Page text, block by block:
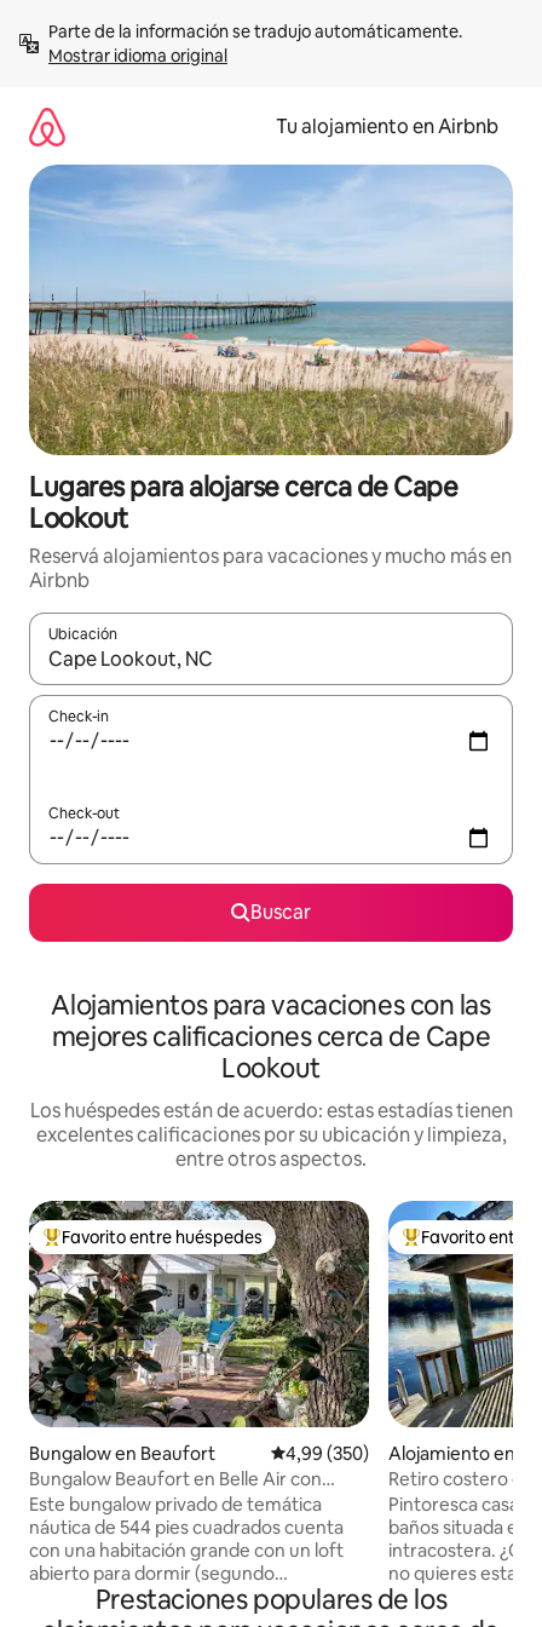
contenidoMostrar idioma original
Tu alojamiento en Airbnb
Lugares para alojarse cerca de Cape
Lookout
Reservá alojamientos para vacaciones y mucho más en
Airbnb
Ubicación
Cuando los resultados estén disponibles, navegá con las
Check-in
Check-out
Buscar
Alojamientos para vacaciones con las
mejores calificaciones cerca de Cape
Lookout
Los huéspedes están de acuerdo: estas estadías tienen
excelentes calificaciones por su ubicación y limpieza,
entre otros aspectos.
Favorito entre los huéspedes más destacados
Favorito entre huéspedes
Bungalow en Beaufort Calificación promedio: 4,99 de
4,99 (350)
Bungalow Beaufort en Belle Air con
temática náutica
Este bungalow privado de temática
náutica de 544 pies cuadrados cuenta
con una habitación grande con un loft
abierto para dormir (segundo
dormitorio) con vistas a la planta
principal. La planta baja está amueblada
Favorito entre
Favorito entre
Alojamiento en
Retiro costero en
Pintoresca casa
baños situada en
intracostera.
no quieres estar
Estamos lo
lo
Prestaciones populares de los